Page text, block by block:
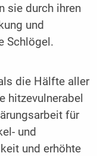
sie durch ihren
und
Schlögel.
die Hälfte aller
hitzevulnerabel
für
und
und erhöhte